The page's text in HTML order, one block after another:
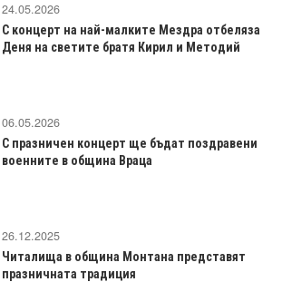
24.05.2026
С концерт на най-малките Мездра отбеляза
Деня на светите братя Кирил и Методий
06.05.2026
С празничен концерт ще бъдат поздравени
военните в община Враца
26.12.2025
Читалища в община Монтана представят
празничната традиция